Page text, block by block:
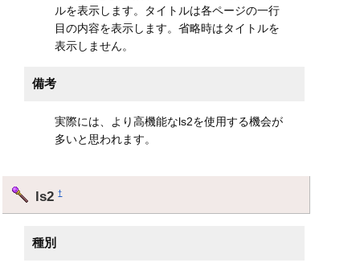
ルを表示します。タイトルは各ページの一行
目の内容を表示します。省略時はタイトルを
表示しません。
備考
実際には、より高機能なls2を使用する機会が
多いと思われます。
ls2†
種別